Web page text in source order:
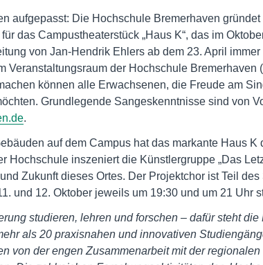
aufgepasst: Die Hochschule Bremerhaven
das Campustheaterstück „Haus K“, das im
von Jan-Hendrik Ehlers ab dem 23. April
Veranstaltungsraum der Hochschule Bremerhaven
können alle Erwachsenen, die Freude am
Grundlegende Sangeskenntnisse sind von
.
auf dem Campus hat das markante Haus
Hochschule inszeniert die Künstlergruppe „Das
Zukunft dieses Ortes. Der Projektchor ist Teil
und 12. Oktober jeweils um 19:30 und um 21 Uhr
studieren, lehren und forschen – dafür steht
als 20 praxisnahen und innovativen
von der engen Zusammenarbeit mit der